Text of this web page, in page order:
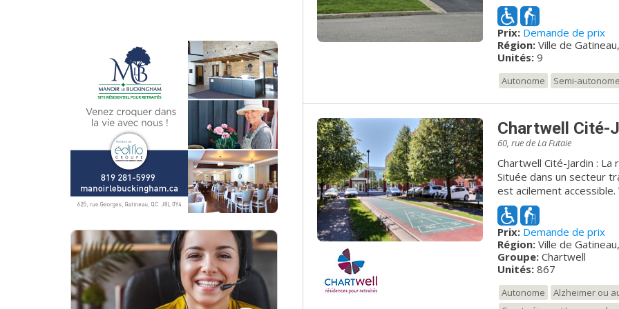
La résidence compte 6
manger, une cuisine, 2
Elle est située tout près
sécuritaire et très
portée. Un petit
Prix: Demande de prix
Région: Ville de
Unités:9
Autonome Semi-autonome
Chartwell Cité-
60, rue de La Futaie
Chartwell Cité-Jardin :
Située dans un secteur
est acilement
la maison de la culture,
magasiner aux
semiautonomes
d’appartements 3½, 4½
pour les personnes
salons de coiffure et
cinéma, le piano et la
nos résidents. Ils
Prix: Demande de prix
Région: Ville de
Groupe: Chartwell
Unités:867
Autonome
Alzheimer ou